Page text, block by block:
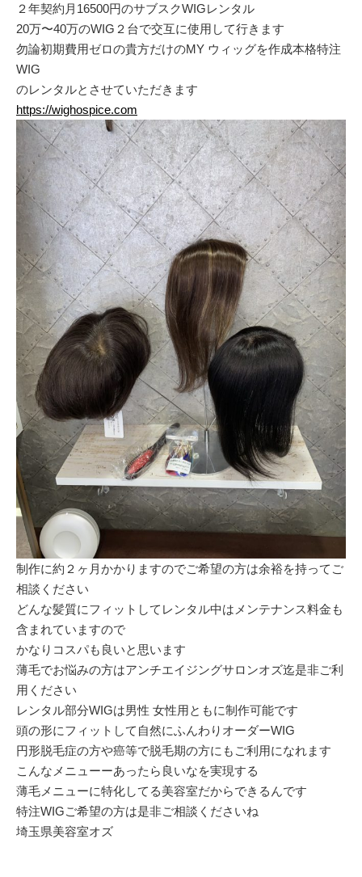
２年契約月16500円のサブスクWIGレンタル
20万〜40万のWIG２台で交互に使用して行きます
勿論初期費用ゼロの貴方だけのMY ウィッグを作成本格特注
WIG
のレンタルとさせていただきます
https://wighospice.com
制作に約２ヶ月かかりますのでご希望の方は余裕を持ってご
相談ください
どんな髪質にフィットしてレンタル中はメンテナンス料金も
含まれていますので
かなりコスパも良いと思います
薄毛でお悩みの方はアンチエイジングサロンオズ迄是非ご利
用ください
レンタル部分WIGは男性 女性用ともに制作可能です
頭の形にフィットして自然にふんわりオーダーWIG
円形脱毛症の方や癌等で脱毛期の方にもご利用になれます
こんなメニューーあったら良いなを実現する
薄毛メニューに特化してる美容室だからできるんです
特注WIGご希望の方は是非ご相談くださいね
埼玉県美容室オズ